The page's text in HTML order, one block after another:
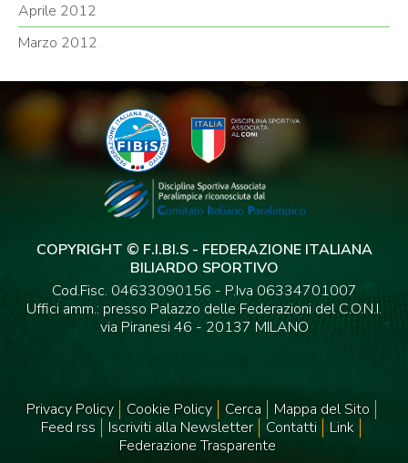
Aprile 2012
Marzo 2012
COPYRIGHT © F.I.BI.S - FEDERAZIONE ITALIANA
BILIARDO SPORTIVO
Cod.Fisc. 04633090156 - P.Iva 06334701007
Uffici amm.: presso Palazzo delle Federazioni del C.O.N.I.
via Piranesi 46 - 20137 MILANO
Privacy Policy Cookie Policy Cerca
Mappa del Sito
Feed rss
Iscriviti alla Newsletter Contatti
Link
Federazione Trasparente